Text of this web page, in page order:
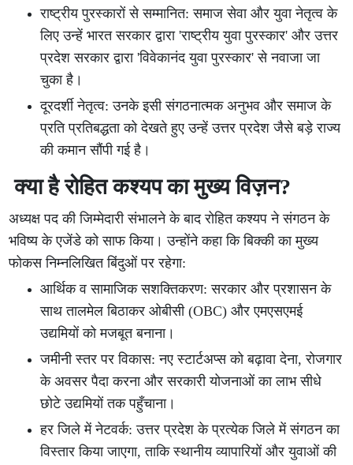
राष्ट्रीय पुरस्कारों से सम्मानित: समाज सेवा और युवा नेतृत्व के
लिए उन्हें भारत सरकार द्वारा 'राष्ट्रीय युवा पुरस्कार' और उत्तर
प्रदेश सरकार द्वारा 'विवेकानंद युवा पुरस्कार' से नवाजा जा
चुका है।
दूरदर्शी नेतृत्व: उनके इसी संगठनात्मक अनुभव और समाज के
प्रति प्रतिबद्धता को देखते हुए उन्हें उत्तर प्रदेश जैसे बड़े राज्य
की कमान सौंपी गई है।
क्या है रोहित कश्यप का मुख्य विज़न?
अध्यक्ष पद की जिम्मेदारी संभालने के बाद रोहित कश्यप ने संगठन के
भविष्य के एजेंडे को साफ किया। उन्होंने कहा कि बिक्की का मुख्य
फोकस निम्नलिखित बिंदुओं पर रहेगा:
आर्थिक व सामाजिक सशक्तिकरण: सरकार और प्रशासन के
साथ तालमेल बिठाकर ओबीसी (OBC) और एमएसएमई
उद्यमियों को मजबूत बनाना।
जमीनी स्तर पर विकास: नए स्टार्टअप्स को बढ़ावा देना, रोजगार
के अवसर पैदा करना और सरकारी योजनाओं का लाभ सीधे
छोटे उद्यमियों तक पहुँचाना।
हर जिले में नेटवर्क: उत्तर प्रदेश के प्रत्येक जिले में संगठन का
विस्तार किया जाएगा, ताकि स्थानीय व्यापारियों और युवाओं की